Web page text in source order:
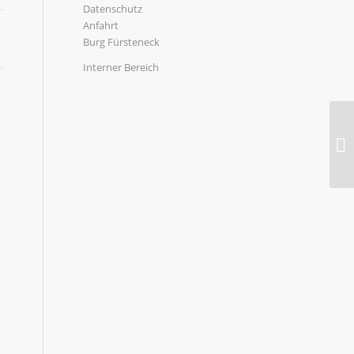
Datenschutz
Anfahrt
Burg Fürsteneck
Interner Bereich